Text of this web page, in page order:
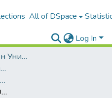
All of DSpace
Log In
Бургаски Свободен Университет | Burgas Free University
5. Списание Съвременна хуманитаристика | Journal of Contemporary Humanitaristics
Съвременна хуманитаристика, 2018
ОКАЗИОНАЛНОТО СЛОВОТВОРЧЕСТВО В ПУБЛИЦИСТИЧНИ СТАТИИ ОТ МАРТИН КАРБОВСКИ